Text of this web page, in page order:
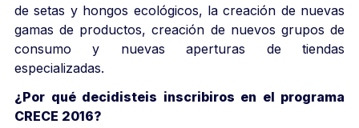
de setas y hongos ecológicos, la creación de nuevas
gamas de productos, creación de nuevos grupos de
consumo y nuevas aperturas de tiendas
especializadas.
¿Por qué decidisteis inscribiros en el programa
CRECE 2016?